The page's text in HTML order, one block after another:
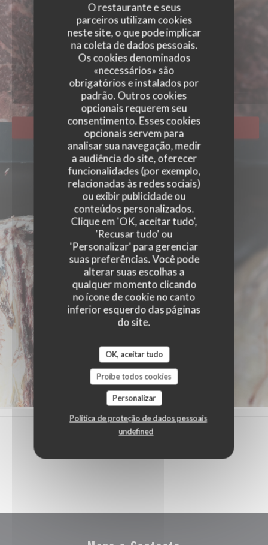
O restaurante e seus
parceiros utilizam cookies
neste site, o que pode implicar
na coleta de dados pessoais.
Os cookies denominados
«necessários» são
obrigatórios e instalados por
padrão. Outros cookies
opcionais requerem seu
consentimento. Esses cookies
opcionais servem para
analisar sua navegação, medir
a audiência do site, oferecer
funcionalidades (por exemplo,
relacionadas às redes sociais)
ou exibir publicidade ou
conteúdos personalizados.
Clique em 'OK, aceitar tudo',
'Recusar tudo' ou
'Personalizar' para gerenciar
suas preferências. Você pode
alterar suas escolhas a
qualquer momento clicando
no ícone de cookie no canto
inferior esquerdo das páginas
do site.
OK, aceitar tudo
Proíbe todos cookies
Personalizar
Política de proteção de dados pessoais
undefined
FOTOS
RESERVAR UMA MESA